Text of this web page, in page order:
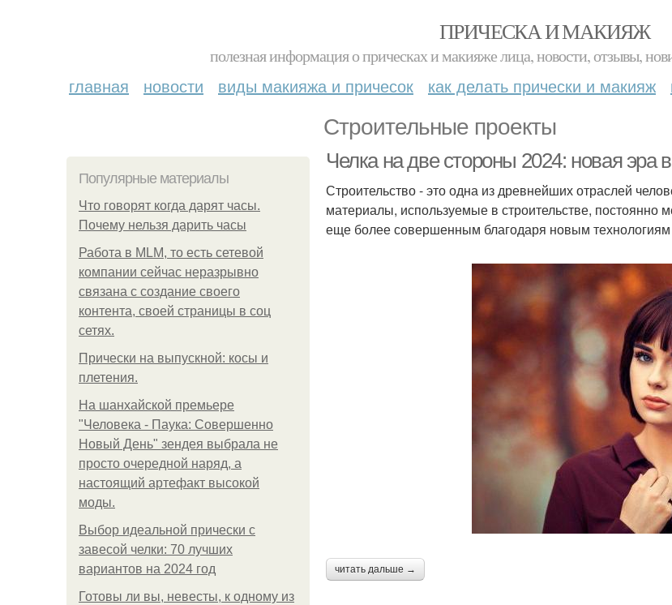
ПРИЧЕСКА И МАКИЯЖ
полезная информация о прическах и макияже лица, новости, отзывы,
главная новости виды макияжа и причесок как делать прически и макияж
Строительные проекты
Популярные материалы
Что говорят когда дарят часы.
Почему нельзя дарить часы
Работа в MLM, то есть сетевой
компании сейчас неразрывно
связана с создание своего
контента, своей страницы в соц
сетях.
Прически на выпускной: косы и
плетения.
На шанхайской премьере
"Человека - Паука: Совершенно
Новый День" зендея выбрала не
просто очередной наряд, а
настоящий артефакт высокой
моды.
Выбор идеальной прически с
завесой челки: 70 лучших
вариантов на 2024 год
Готовы ли вы, невесты, к одному из
Челка на две стороны 2024: новая эра
Строительство - это одна из древнейших отраслей
материалы, используемые в строительстве, постоянно
еще более совершенным благодаря новым
читать дальше →